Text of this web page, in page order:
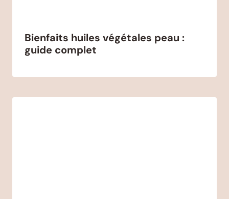
Bienfaits huiles végétales peau :
guide complet